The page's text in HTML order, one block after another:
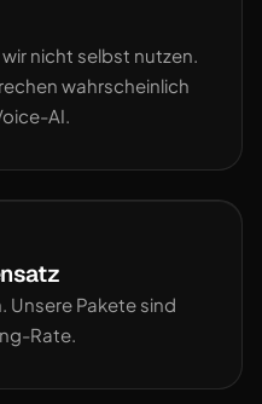
nicht selbst nutzen.
wahrscheinlich
AI.
Unsere Pakete sind
Rate.